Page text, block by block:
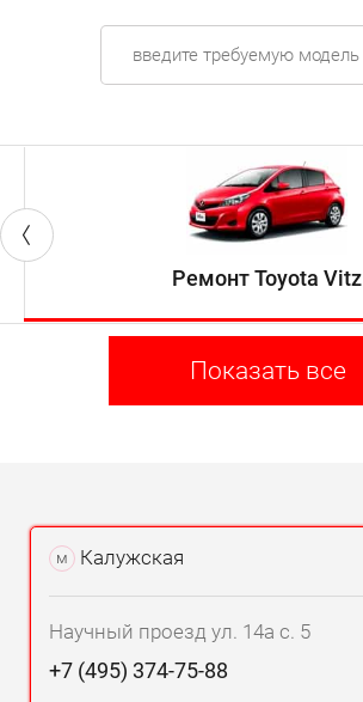
Ремонт Toyota Vitz
Показать все
м Калужская
Научный проезд ул. 14а с. 5
+7 (495) 374-75-88